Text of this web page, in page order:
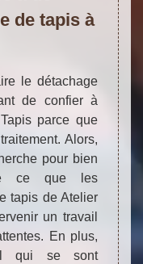
de tapis à
le détachage
de confier à
parce que
Alors,
pour bien
ce que les
tapis de Atelier
un travail
En plus,
qui se sont